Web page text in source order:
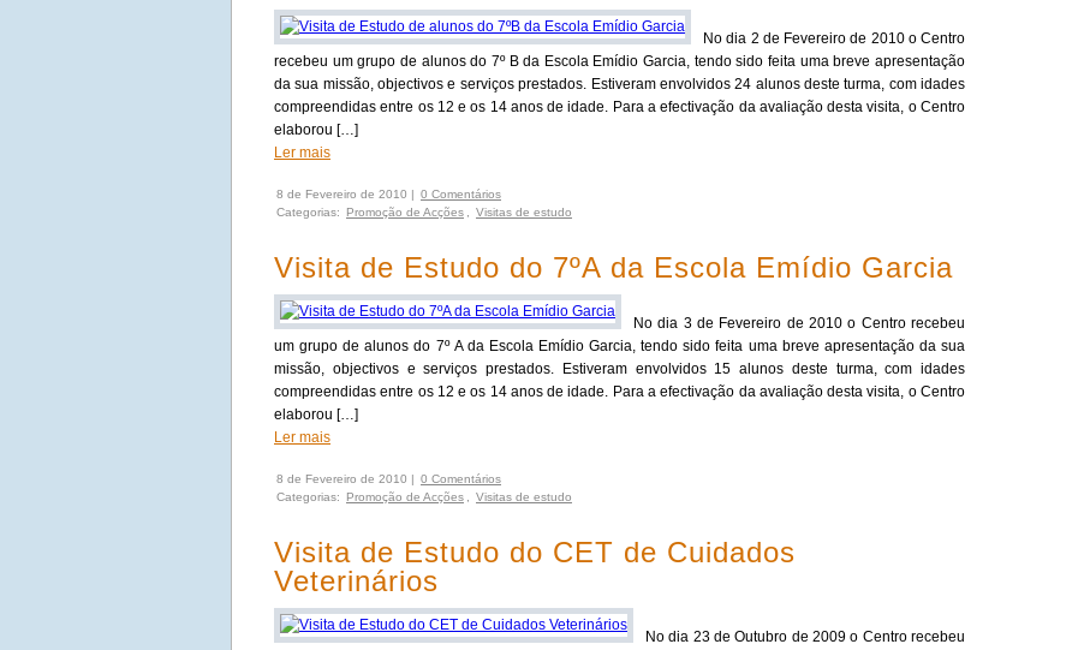
No dia 2 de Fevereiro de 2010 o Centro
recebeu um grupo de alunos do 7º B da Escola Emídio Garcia, tendo sido feita uma breve apresentação
da sua missão, objectivos e serviços prestados. Estiveram envolvidos 24 alunos deste turma, com idades
compreendidas entre os 12 e os 14 anos de idade. Para a efectivação da avaliação desta visita, o Centro
elaborou […]
Ler mais
8 de Fevereiro de 2010 | 0 Comentários
Categorias:
Promoção de Acções Visitas de estudo
Visita de Estudo do 7ºA da Escola Emídio Garcia
No dia 3 de Fevereiro de 2010 o Centro recebeu
um grupo de alunos do 7º A da Escola Emídio Garcia, tendo sido feita uma breve apresentação da sua
missão, objectivos e serviços prestados. Estiveram envolvidos 15 alunos deste turma, com idades
compreendidas entre os 12 e os 14 anos de idade. Para a efectivação da avaliação desta visita, o Centro
elaborou […]
Ler mais
8 de Fevereiro de 2010 | 0 Comentários
Categorias:
Promoção de Acções Visitas de estudo
Visita de Estudo do CET de Cuidados
Veterinários
No dia 23 de Outubro de 2009 o Centro recebeu